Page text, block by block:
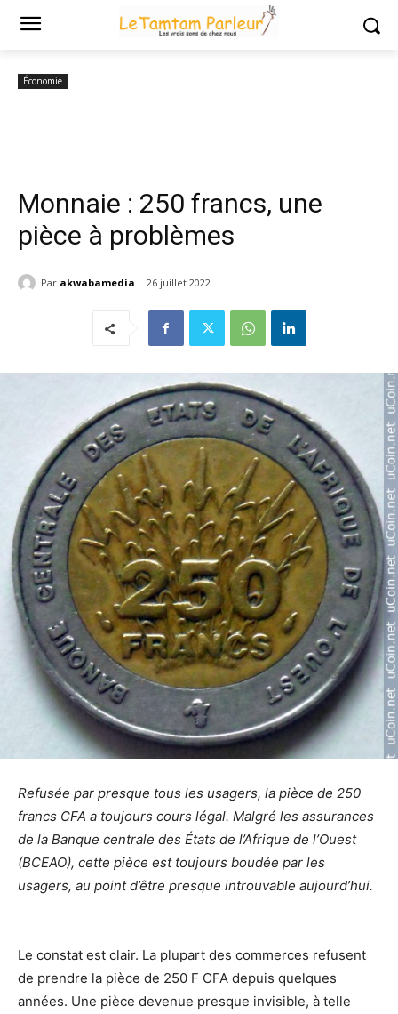
Accueil Monnaie : 250 francs, une pièce à problèmes
Économie
Monnaie : 250 francs, une
pièce à problèmes
Par akwabamedia 26 juillet 2022
Refusée par presque tous les usagers, la pièce de 250
francs CFA a toujours cours légal. Malgré les assurances
de la Banque centrale des États de l’Afrique de l’Ouest
(BCEAO), cette pièce est toujours boudée par les
usagers, au point d’être presque introuvable aujourd’hui.
Le constat est clair. La plupart des commerces refusent
de prendre la pièce de 250 F CFA depuis quelques
années. Une pièce devenue presque invisible, à telle